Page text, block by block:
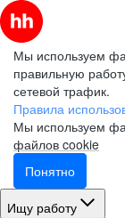
Мы используем
правильную
сетевой трафик.
Правила
Мы используем
файлов cookie
Понятно
Ищу работу